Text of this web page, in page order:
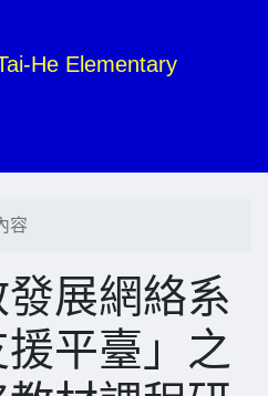
He Elementary
容
發展網絡系
平臺」之